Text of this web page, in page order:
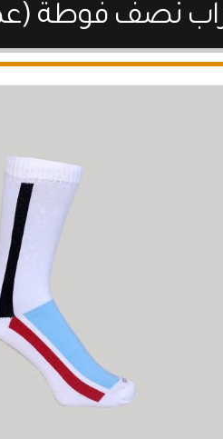
نصف فوطة (عدد